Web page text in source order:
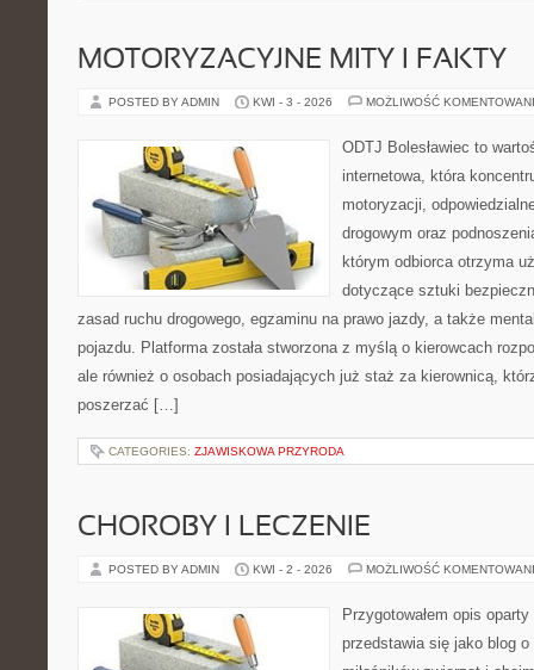
MOTORYZACYJNE MITY I FAKTY
POSTED BY ADMIN KWI - 3 - 2026 MOŻLIWOŚĆ
ODTJ Bolesławiec to
internetowa, która
motoryzacji,
drogowym oraz
którym odbiorca otrzyma
dotyczące sztuki
zasad ruchu drogowego, egzaminu na prawo jazdy, a także
pojazdu. Platforma została stworzona z myślą o kierowcach
ale również o osobach posiadających już staż za kierownicą,
poszerzać […]
CATEGORIES: ZJAWISKOWA PRZYRODA
CHOROBY I LECZENIE
POSTED BY ADMIN KWI - 2 - 2026 MOŻLIWOŚĆ
Przygotowałem opis
przedstawia się jako blog